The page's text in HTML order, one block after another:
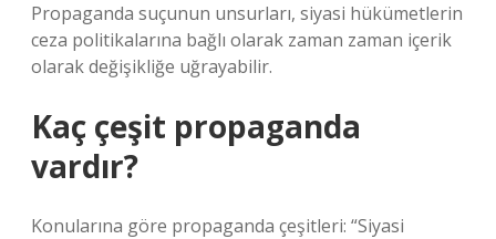
Propaganda suçunun unsurları, siyasi hükümetlerin
ceza politikalarına bağlı olarak zaman zaman içerik
olarak değişikliğe uğrayabilir.
Kaç çeşit propaganda
vardır?
Konularına göre propaganda çeşitleri: “Siyasi